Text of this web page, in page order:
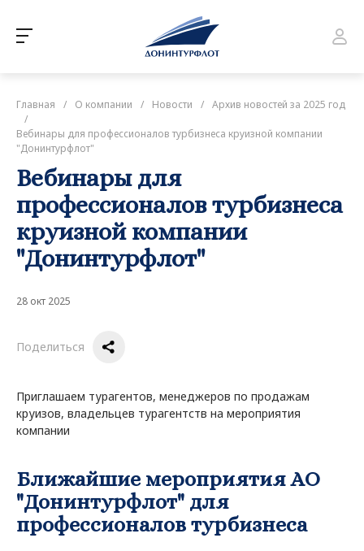
Главная / О компании / Новости / Архив новостей за 2025 год
/
Вебинары для профессионалов турбизнеса круизной компании
"Донинтурфлот"
Вебинары для
профессионалов турбизнеса
круизной компании
"Донинтурфлот"
28 окт 2025
Поделиться
Приглашаем турагентов, менеджеров по продажам
круизов, владельцев турагентств на мероприятия
компании
Ближайшие мероприятия АО
"Донинтурфлот" для
профессионалов турбизнеса